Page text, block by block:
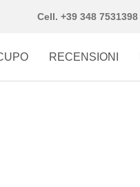
Cell. +39 348 7531398
RECENSIONI